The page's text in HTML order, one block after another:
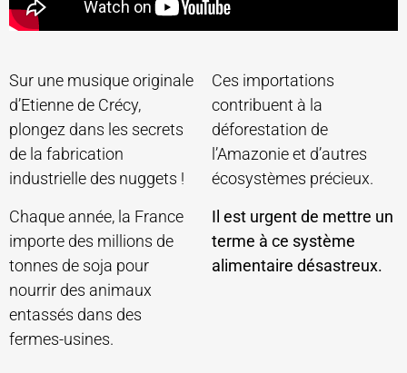
Sur une musique originale
d’Etienne de Crécy,
plongez dans les secrets
de la fabrication
industrielle des nuggets !
Chaque année, la France
importe des millions de
tonnes de soja pour
nourrir des animaux
entassés dans des
fermes-usines.
Ces importations
contribuent à la
déforestation de
l’Amazonie et d’autres
écosystèmes précieux.
Il est urgent de mettre un
terme à ce système
alimentaire désastreux.